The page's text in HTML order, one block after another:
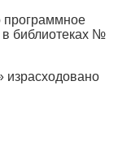
программное
в библиотеках №
израсходовано